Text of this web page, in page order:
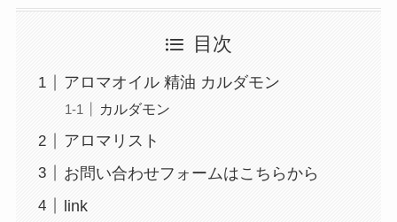
目次
アロマオイル 精油 カルダモン
カルダモン
アロマリスト
お問い合わせフォームはこちらから
link